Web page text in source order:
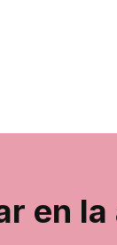
en la